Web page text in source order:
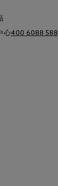
心400 6088 588